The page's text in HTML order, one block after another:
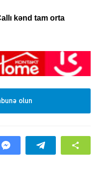
kənd tam orta
olun